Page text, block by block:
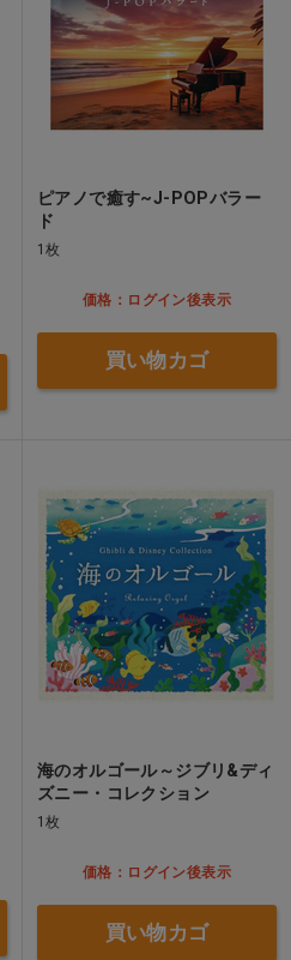
ピアノで癒す~J-POPバラー
ド
1枚
価格：ログイン後表示
買い物カゴ
海のオルゴール～ジブリ&ディ
ズニー・コレクション
1枚
価格：ログイン後表示
買い物カゴ